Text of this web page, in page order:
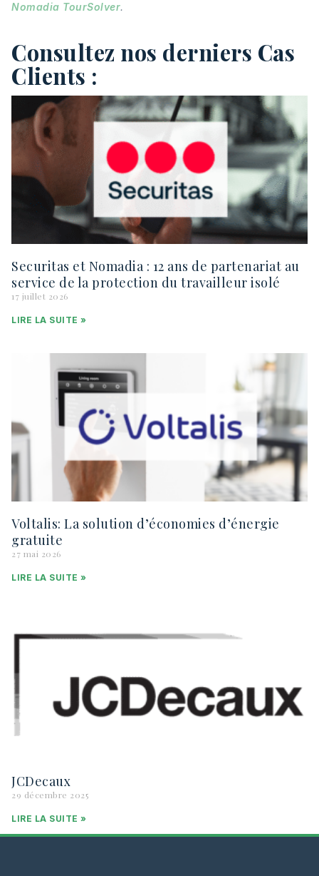
Nomadia TourSolver.
Consultez nos derniers Cas
Clients :
Securitas et Nomadia : 12 ans de partenariat au
service de la protection du travailleur isolé
17 juillet 2026
LIRE LA SUITE »
Voltalis: La solution d’économies d’énergie
gratuite
27 mai 2026
LIRE LA SUITE »
JCDecaux
29 décembre 2025
LIRE LA SUITE »